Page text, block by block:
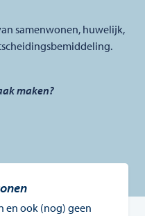
samenwonen, huwelijk,
maken?
en ook (nog) geen